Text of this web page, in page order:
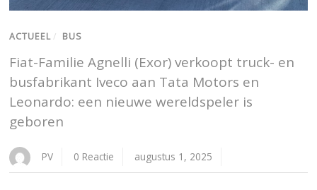
ACTUEEL / BUS
Fiat-Familie Agnelli (Exor) verkoopt truck- en
busfabrikant Iveco aan Tata Motors en
Leonardo: een nieuwe wereldspeler is
geboren
PV 0 Reactie augustus 1, 2025